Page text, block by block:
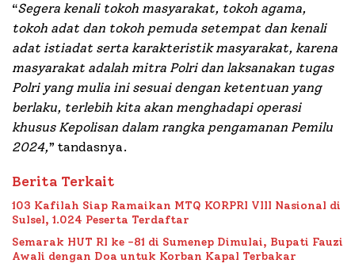
“Segera kenali tokoh masyarakat, tokoh agama,
tokoh adat dan tokoh pemuda setempat dan kenali
adat istiadat serta karakteristik masyarakat, karena
masyarakat adalah mitra Polri dan laksanakan tugas
Polri yang mulia ini sesuai dengan ketentuan yang
berlaku, terlebih kita akan menghadapi operasi
khusus Kepolisan dalam rangka pengamanan Pemilu
2024,” tandasnya.
Berita Terkait
103 Kafilah Siap Ramaikan MTQ KORPRI VIII Nasional di
Sulsel, 1.024 Peserta Terdaftar
Semarak HUT RI ke -81 di Sumenep Dimulai, Bupati Fauzi
Awali dengan Doa untuk Korban Kapal Terbakar